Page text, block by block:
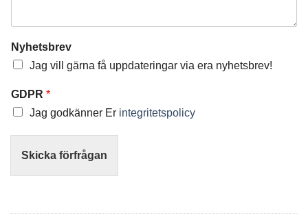
Nyhetsbrev
Jag vill gärna få uppdateringar via era nyhetsbrev!
GDPR *
Jag godkänner Er integritetspolicy
Skicka förfrågan